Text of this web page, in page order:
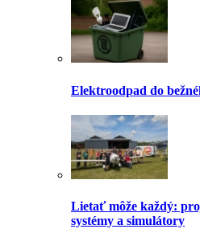
Elektroodpad do
Lietať môže každý:
systémy a simulátory